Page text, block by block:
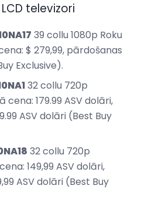
televizori
39 collu 1080p Roku
$ 279,99, pārdošanas
Exclusive).
32 collu 720p
179.99 ASV dolāri,
ASV dolāri (Best Buy
32 collu 720p
149,99 ASV dolāri,
ASV dolāri (Best Buy